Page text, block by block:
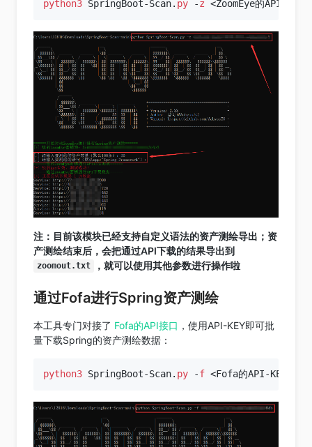
python3 SpringBoot-Scan. py -z
注：目前该模块已经支持自定义语法的资产测绘导出；资
产测绘结束后，会把通过API下载的结果导出到
zoomout.txt ，就可以使用其他参数进行操作啦
通过Fofa进行Spring资产测绘
本工具专门对接了 Fofa的API接口 ，使用API-KEY即可批
量下载Spring的资产测绘数据：
python3 SpringBoot-Scan. py -f